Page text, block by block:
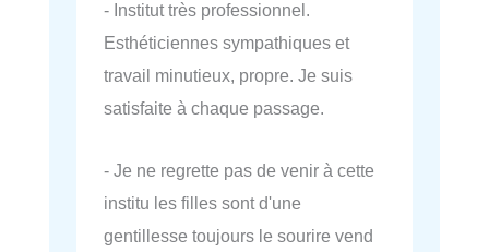
- Institut très professionnel.
Esthéticiennes sympathiques et
travail minutieux, propre. Je suis
satisfaite à chaque passage.
- Je ne regrette pas de venir à cette
institu les filles sont d'une
gentillesse toujours le sourire vend